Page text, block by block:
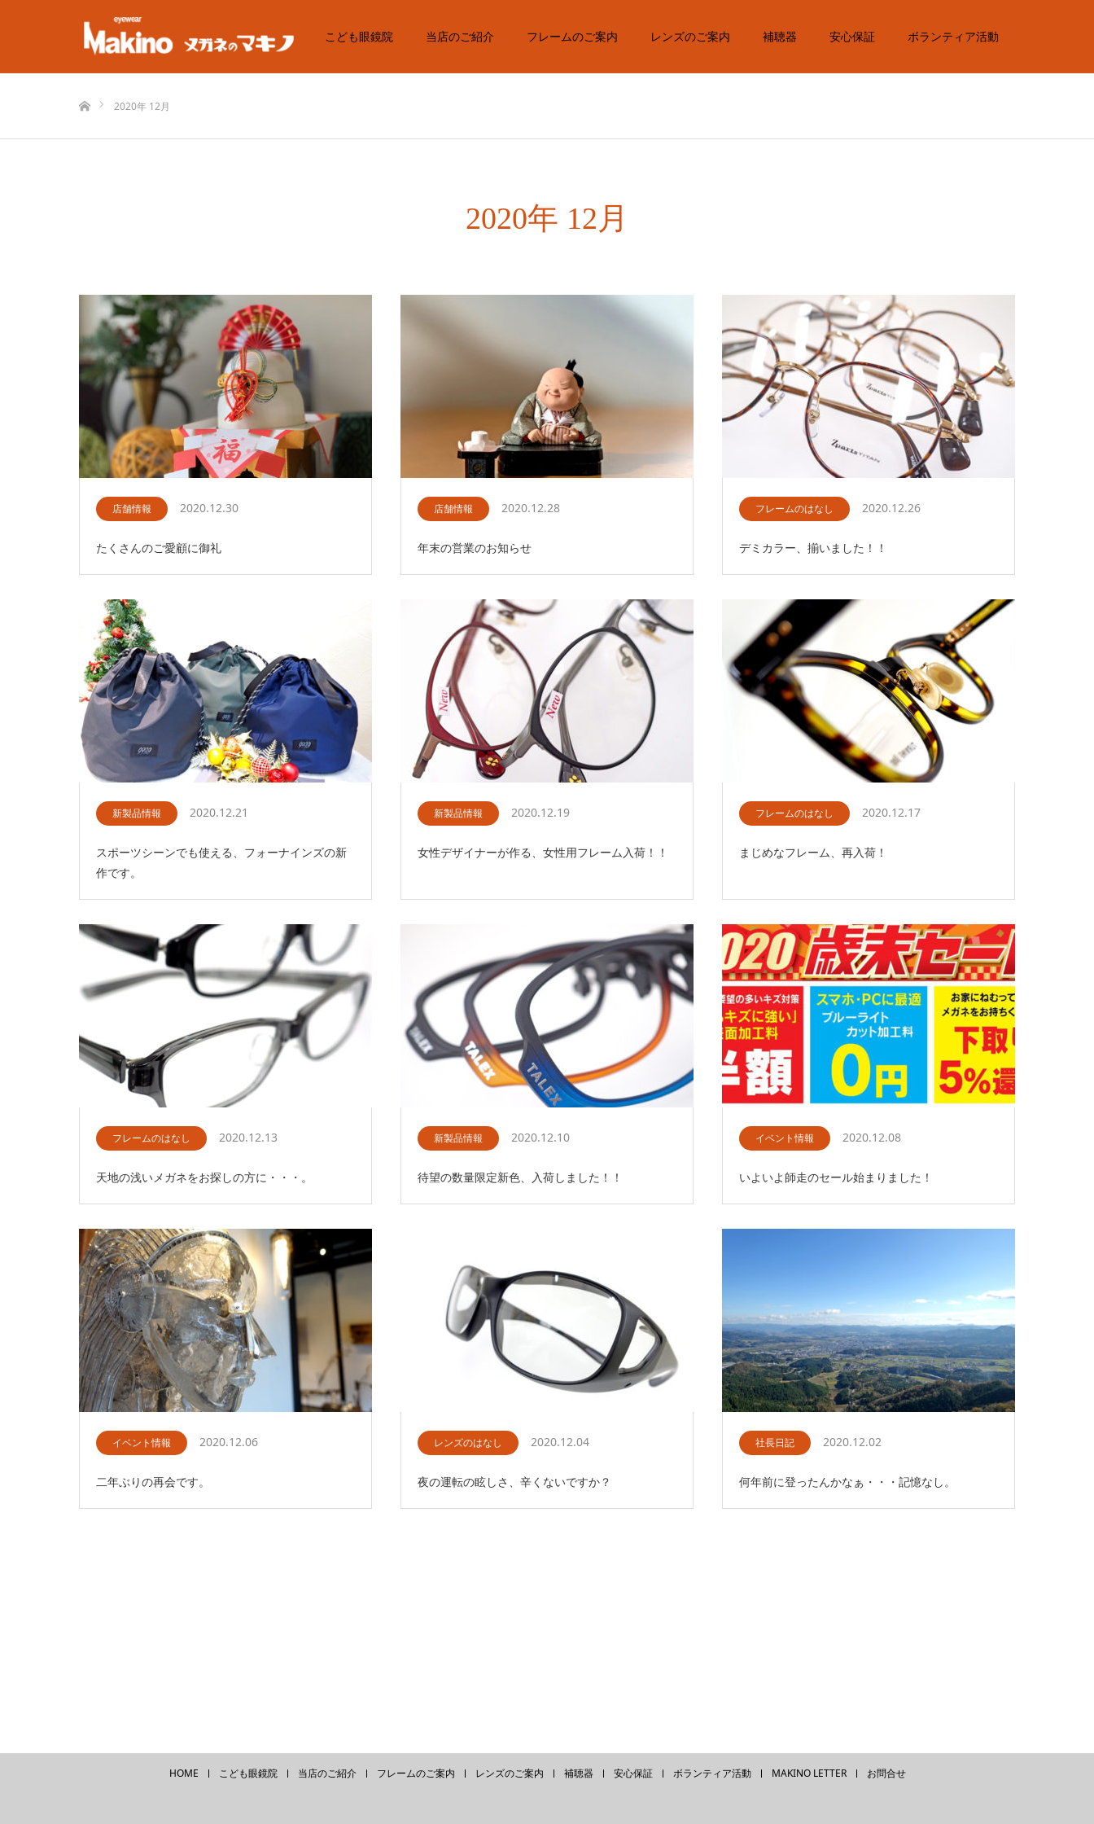
こども眼鏡院 当店のご紹介 フレームのご案内 レンズのご案内 補聴器 安心保証 ボランティア活動
2020年 12月
2020年 12月
店舗情報 2020.12.30
たくさんのご愛顧に御礼
店舗情報 2020.12.28
年末の営業のお知らせ
フレームのはなし 2020.12.26
デミカラー、揃いました！！
新製品情報 2020.12.21
スポーツシーンでも使える、フォーナインズの新
作です。
新製品情報 2020.12.19
女性デザイナーが作る、女性用フレーム入荷！！
フレームのはなし 2020.12.17
まじめなフレーム、再入荷！
フレームのはなし 2020.12.13
天地の浅いメガネをお探しの方に・・・。
新製品情報 2020.12.10
待望の数量限定新色、入荷しました！！
イベント情報 2020.12.08
いよいよ師走のセール始まりました！
イベント情報 2020.12.06
二年ぶりの再会です。
レンズのはなし 2020.12.04
夜の運転の眩しさ、辛くないですか？
社長日記 2020.12.02
何年前に登ったんかなぁ・・・記憶なし。
HOME こども眼鏡院 当店のご紹介 フレームのご案内 レンズのご案内 補聴器 安心保証 ボランティア活動 MAKINO LETTER お問合せ